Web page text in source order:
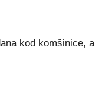
kod komšinice, a